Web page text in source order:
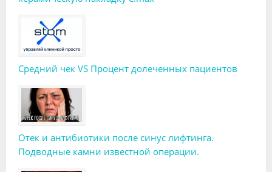
Средний чек VS Процент долеченных пациентов
Отек и антибиотики после синус лифтинга.
Подводные камни известной операции.